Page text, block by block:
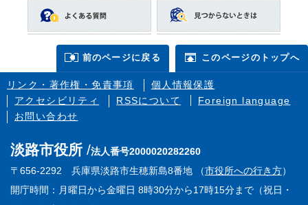
前のページに戻る このページのトップへ
リンク・著作権・免責事項
個人情報保護
アクセシビリティ
RSSについて
Foreign language
お問い合わせ
淡路市役所
法人番号2000020282260
〒656-2292 兵庫県淡路市生穂新島8番地 （市役所への行き方）
開庁時間：月曜日から金曜日 8時30分から17時15分まで（祝日・